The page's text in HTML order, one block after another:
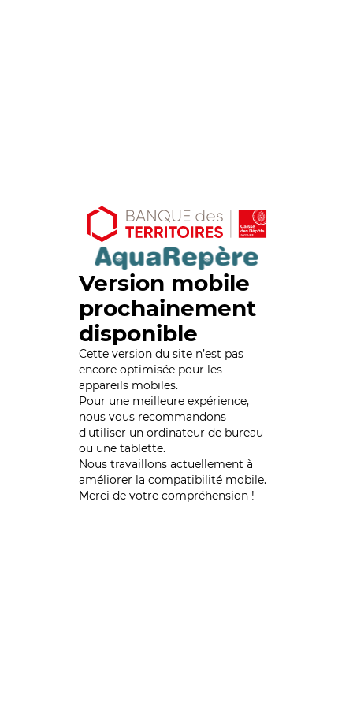
Version mobile
prochainement
disponible
Cette version du site n’est pas
encore optimisée pour les
appareils mobiles.
Pour une meilleure expérience,
nous vous recommandons
d'utiliser un ordinateur de bureau
ou une tablette.
Nous travaillons actuellement à
améliorer la compatibilité mobile.
Merci de votre compréhension !